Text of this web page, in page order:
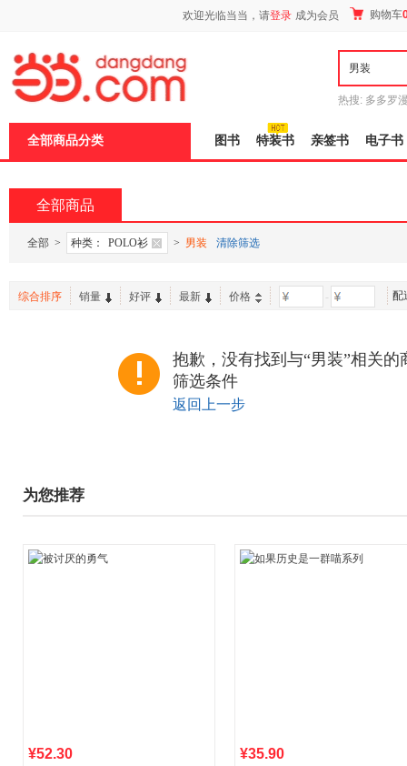
欢迎光临当当，请登录 成为会员 购物车
热搜: 多多罗
全部商品分类 图书 特装书 亲签书 电子书
全部商品
全部 > 种类： POLO衫 > 男装 清除筛选
综合排序 销量 好评 最新 价格 - 配
抱歉，没有找到与“男装”相关
筛选条件
返回上一步
为您推荐
¥52.30 ¥35.90
页
加